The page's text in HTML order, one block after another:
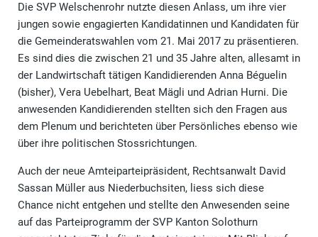
Die SVP Welschenrohr nutzte diesen Anlass, um ihre vier
jungen sowie engagierten Kandidatinnen und Kandidaten für
die Gemeinderatswahlen vom 21. Mai 2017 zu präsentieren.
Es sind dies die zwischen 21 und 35 Jahre alten, allesamt in
der Landwirtschaft tätigen Kandidierenden Anna Béguelin
(bisher), Vera Uebelhart, Beat Mägli und Adrian Hurni. Die
anwesenden Kandidierenden stellten sich den Fragen aus
dem Plenum und berichteten über Persönliches ebenso wie
über ihre politischen Stossrichtungen.
Auch der neue Amteiparteipräsident, Rechtsanwalt David
Sassan Müller aus Niederbuchsiten, liess sich diese
Chance nicht entgehen und stellte den Anwesenden seine
auf das Parteiprogramm der SVP Kanton Solothurn